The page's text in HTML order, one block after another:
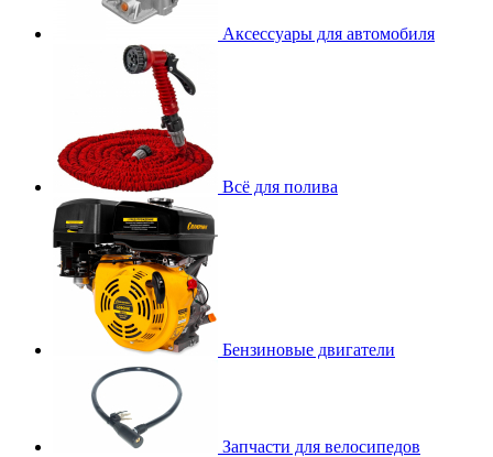
Аксессуары для автомобиля
Всё для полива
Бензиновые двигатели
Запчасти для велосипедов